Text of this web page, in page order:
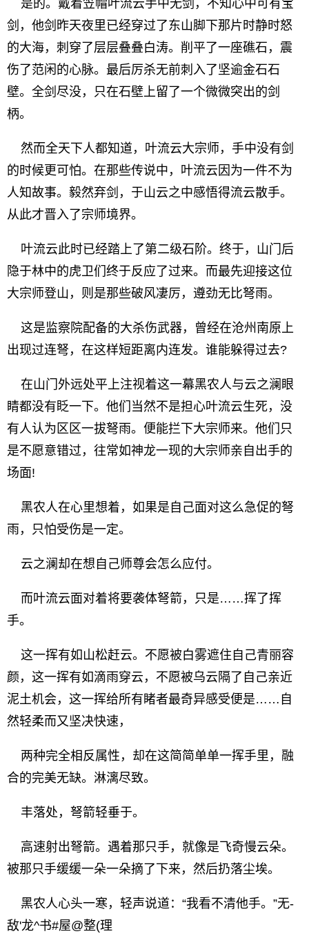
是的。戴着笠帽叶流云手中无剑，不知心中可有宝
剑，他剑昨天夜里已经穿过了东山脚下那片时静时怒
的大海，刺穿了层层叠叠白涛。削平了一座礁石，震
伤了范闲的心脉。最后厉杀无前刺入了坚逾金石石
壁。全剑尽没，只在石壁上留了一个微微突出的剑
柄。
然而全天下人都知道，叶流云大宗师，手中没有剑
的时候更可怕。在那些传说中，叶流云因为一件不为
人知故事。毅然弃剑，于山云之中感悟得流云散手。
从此才晋入了宗师境界。
叶流云此时已经踏上了第二级石阶。终于，山门后
隐于林中的虎卫们终于反应了过来。而最先迎接这位
大宗师登山，则是那些破风凄厉，遵劲无比弩雨。
这是监察院配备的大杀伤武器，曾经在沧州南原上
出现过连弩，在这样短距离内连发。谁能躲得过去?
在山门外远处平上注视着这一幕黑农人与云之澜眼
睛都没有眨一下。他们当然不是担心叶流云生死，没
有人认为区区一拔弩雨。便能拦下大宗师来。他们只
是不愿意错过，往常如神龙一现的大宗师亲自出手的
场面!
黑农人在心里想着，如果是自己面对这么急促的弩
雨，只怕受伤是一定。
云之澜却在想自己师尊会怎么应付。
而叶流云面对着将要袭体弩箭，只是……挥了挥
手。
这一挥有如山松赶云。不愿被白雾遮住自己青丽容
颜，这一挥有如滴雨穿云，不愿被乌云隔了自己亲近
泥土机会，这一挥给所有睹者最奇异感受便是……自
然轻柔而又坚决快速，
两种完全相反属性，却在这简简单单一挥手里，融
合的完美无缺。淋漓尽致。
丰落处，弩箭轻垂于。
高速射出弩箭。遇着那只手，就像是飞奇慢云朵。
被那只手缓缓一朵一朵摘了下来，然后扔落尘埃。
黑农人心头一寒，轻声说道：“我看不清他手。”无-
敌'龙^书#屋@整(理